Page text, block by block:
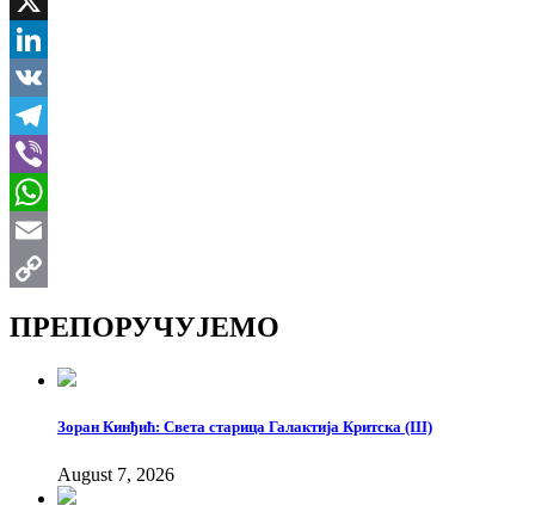
X
LinkedIn
VK
Telegram
Viber
WhatsApp
Email
ПРЕПОРУЧУЈЕМО
Зоран Кинђић: Света старица Галактија Критска (III)
August 7, 2026